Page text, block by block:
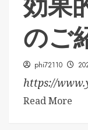
のご
phi72110
https://
Read More